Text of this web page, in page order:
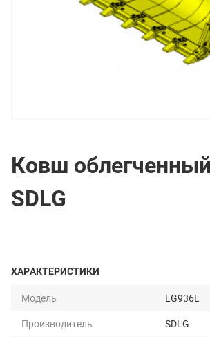
Ковш
SDLG
ХАРАКТЕРИСТИКИ
Модель
LG936L
Производитель
SDLG